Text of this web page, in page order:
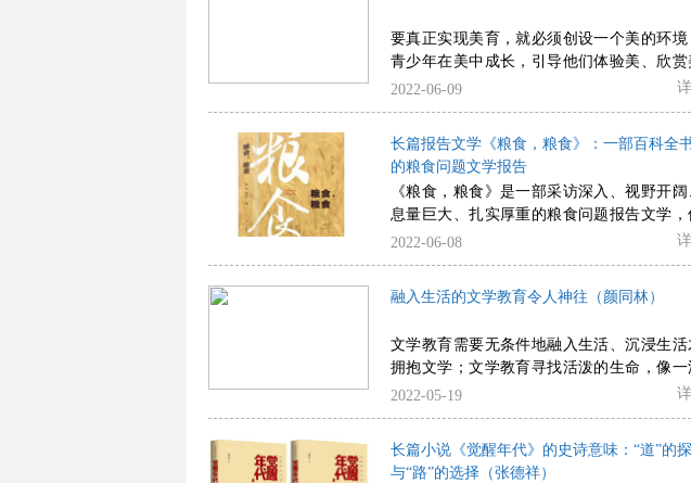
要真正实现美育，就必须创设一个美的环境
青少年在美中成长，引导他们体验美、欣赏
懂得美、创造美。
2022-06-09
长篇报告文学《粮食，粮食》：一部百科全
的粮食问题文学报告
《粮食，粮食》是一部采访深入、视野开阔
息量巨大、扎实厚重的粮食问题报告文学，
一读。
2022-06-08
融入生活的文学教育令人神往（颜同林）
文学教育需要无条件地融入生活、沉浸生活
拥抱文学；文学教育寻找活泼的生命，像一
水寻找并安抚一尾容易受到惊吓的鱼。
2022-05-19
长篇小说《觉醒年代》的史诗意味：“道”的
与“路”的选择（张德祥）